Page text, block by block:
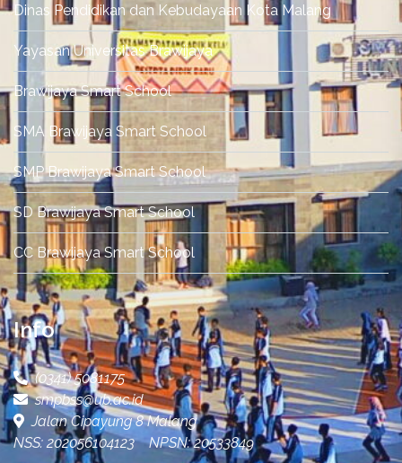
Dinas Pendidikan dan Kebudayaan Kota Malang
Yayasan Universitas Brawijaya
Brawijaya Smart School
SMA Brawijaya Smart School
SMP Brawijaya Smart School
SD Brawijaya Smart School
CC Brawijaya Smart School
Info
(0341) 5081175
smpbss@ub.ac.id
Jalan Cipayung 8 Malang
NSS: 202056104123 NPSN: 20533849